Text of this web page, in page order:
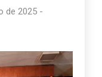
de 2025 -